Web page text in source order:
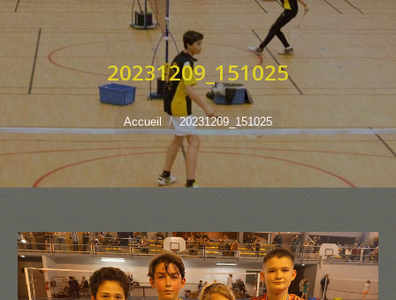
20231209_151025
Accueil 20231209_151025